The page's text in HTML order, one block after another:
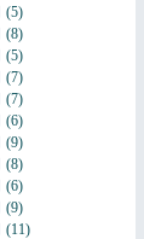
(5)
(8)
(5)
(7)
(7)
(6)
(9)
(8)
(6)
(9)
(11)